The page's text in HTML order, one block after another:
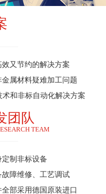
又节约的解决方案
属材料疑难加工问题
和非标自动化解决方案
团队
TEAM
制非标设备
障维修、工艺调试
部采用德国原装进口